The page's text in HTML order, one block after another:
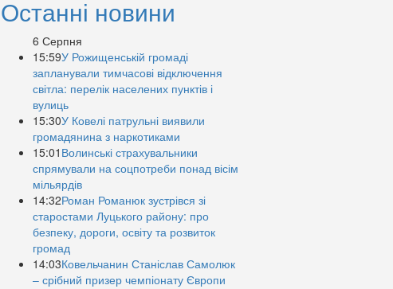
Останні новини
6 Серпня
15:59У Рожищенській громаді
запланували тимчасові відключення
світла: перелік населених пунктів і
вулиць
15:30У Ковелі патрульні виявили
громадянина з наркотиками
15:01 Волинські страхувальники
спрямували на соцпотреби понад вісім
мільярдів
14:32Роман Романюк зустрівся зі
старостами Луцького району: про
безпеку, дороги, освіту та розвиток
громад
14:03Ковельчанин Станіслав Самолюк
– срібний призер чемпіонату Європи